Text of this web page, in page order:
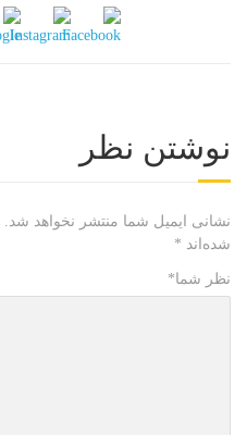
نوشتن نظر
نشانی ایمیل شما منتشر نخواهد شد.
شده‌اند *
نظر شما *